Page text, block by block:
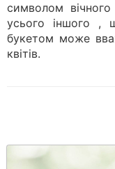
символом
усього іншого ,
букетом може
квітів.